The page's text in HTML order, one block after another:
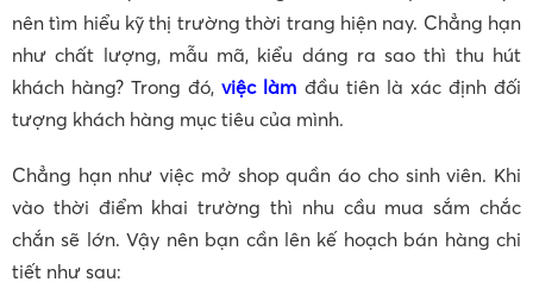
nên tìm hiểu kỹ thị trường thời trang hiện nay. Chẳng hạn
như chất lượng, mẫu mã, kiểu dáng ra sao thì thu hút
khách hàng? Trong đó,việc làm đầu tiên là xác định đối
tượng khách hàng mục tiêu của mình.
Chẳng hạn như việc mở shop quần áo cho sinh viên. Khi
vào thời điểm khai trường thì nhu cầu mua sắm chắc
chắn sẽ lớn. Vậy nên bạn cần lên kế hoạch bán hàng chi
tiết như sau: